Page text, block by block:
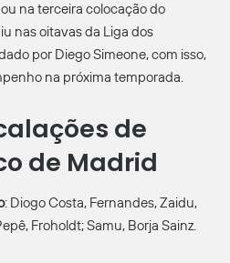
na terceira colocação do
nas oitavas da Liga dos
por Diego Simeone, com isso,
na próxima temporada.
de
de Madrid
: Diogo Costa, Fernandes, Zaidu,
Froholdt; Samu, Borja Sainz.